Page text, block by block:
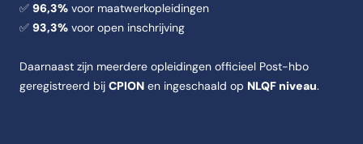
✅ 96,3% voor maatwerkopleidingen
✅ 93,3% voor open inschrijving
Daarnaast zijn meerdere opleidingen officieel Post-hbo
geregistreerd bij CPION en ingeschaald op NLQF niveau.